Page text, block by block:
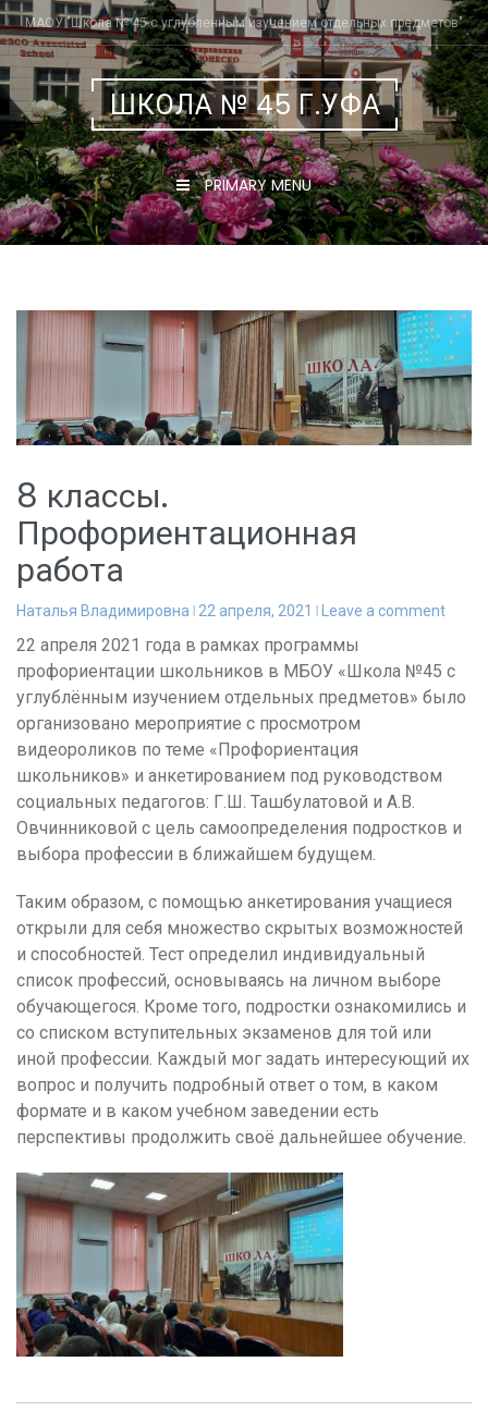
Skip
to
content
МАОУ "Школа № 45 с углубленным изучением отдельных предметов"
ШКОЛА № 45 Г.УФА
PRIMARY MENU
8 классы.
Профориентационная
работа
Наталья Владимировна 22 апреля, 2021 Leave a comment
22 апреля 2021 года в рамках программы
профориентации школьников в МБОУ «Школа №45 с
углублённым изучением отдельных предметов» было
организовано мероприятие с просмотром
видеороликов по теме «Профориентация
школьников» и анкетированием под руководством
социальных педагогов: Г.Ш. Ташбулатовой и А.В.
Овчинниковой с цель самоопределения подростков и
выбора профессии в ближайшем будущем.
Таким образом, с помощью анкетирования учащиеся
открыли для себя множество скрытых возможностей
и способностей. Тест определил индивидуальный
список профессий, основываясь на личном выборе
обучающегося. Кроме того, подростки ознакомились и
со списком вступительных экзаменов для той или
иной профессии. Каждый мог задать интересующий их
вопрос и получить подробный ответ о том, в каком
формате и в каком учебном заведении есть
перспективы продолжить своё дальнейшее обучение.